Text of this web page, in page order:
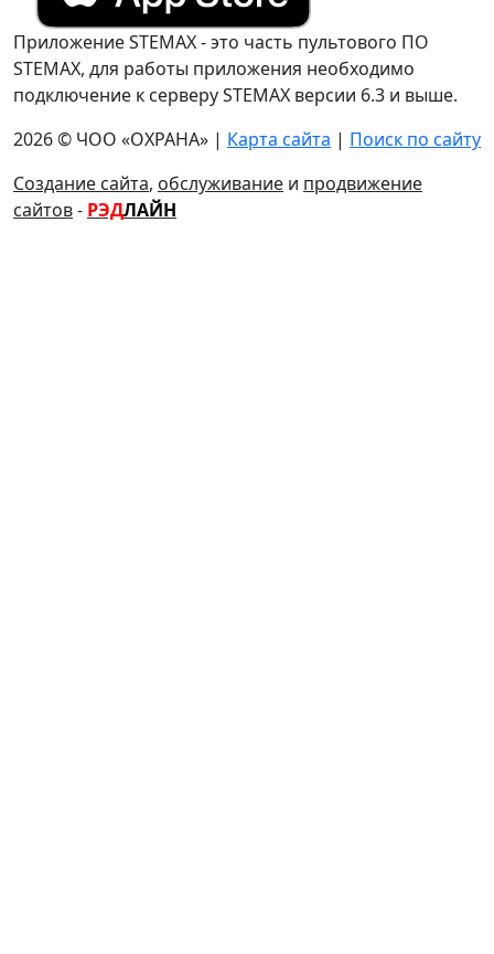
Приложение STEMAX - это часть пультового ПО
STEMAX, для работы приложения необходимо
подключение к серверу STEMAX версии 6.3 и выше.
2026 © ЧОО «ОХРАНА» | Карта сайта | Поиск по сайту
Создание сайта, обслуживание и продвижение
сайтов- РЭДЛАЙН